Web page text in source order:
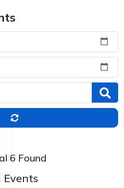
6 Found